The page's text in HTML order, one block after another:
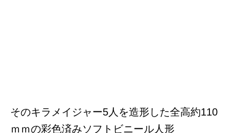
そのキラメイジャー5人を造形した全高約110
ｍｍの彩色済みソフトビニール人形